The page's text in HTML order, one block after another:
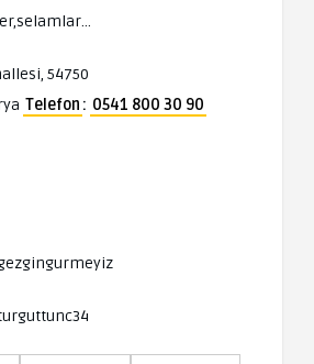
54750
Telefon : 0541 800 30 90